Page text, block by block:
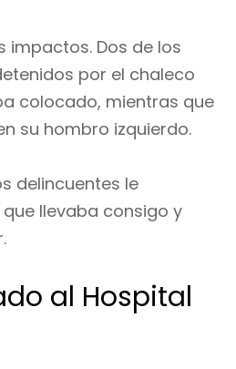
impactos. Dos de los
por el chaleco
colocado, mientras que
su hombro izquierdo.
delincuentes le
llevaba consigo y
al Hospital